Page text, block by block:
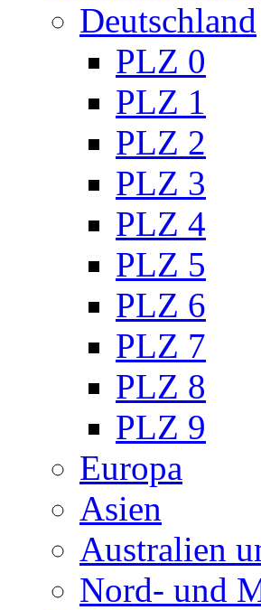
Deutschland
PLZ 0
PLZ 1
PLZ 2
PLZ 3
PLZ 4
PLZ 5
PLZ 6
PLZ 7
PLZ 8
PLZ 9
Europa
Asien
Australien
Nord- und